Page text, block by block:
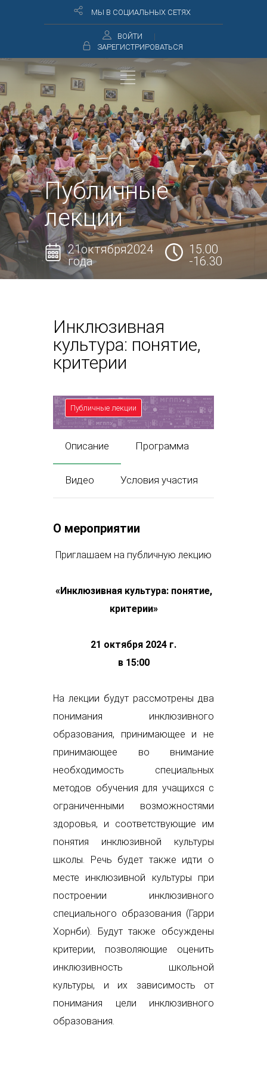
МЫ В СОЦИАЛЬНЫХ СЕТЯХ
ВОЙТИ
ЗАРЕГИСТРИРОВАТЬСЯ
Публичные
лекции
21октября2024
года
15.00
-16.30
Инклюзивная
культура: понятие,
критерии
Публичные лекции
Описание Программа
Видео Условия участия
О мероприятии
Приглашаем на публичную лекцию
« Инклюзивная культура: понятие,
критерии»
21 октября 2024 г.
в 15:00
На лекции будут рассмотрены два
понимания инклюзивного
образования, принимающее и не
принимающее во внимание
необходимость специальных
методов обучения для учащихся с
ограниченными возможностями
здоровья, и соответствующие им
понятия инклюзивной культуры
школы. Речь будет также идти о
месте инклюзивной культуры при
построении инклюзивного
специального образования (Гарри
Хорнби). Будут также обсуждены
критерии, позволяющие оценить
инклюзивность школьной
культуры, и их зависимость от
понимания цели инклюзивного
образования.